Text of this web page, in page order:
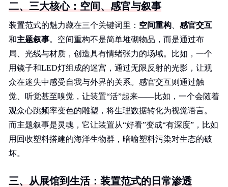
二、三大核心：空间、感官与叙事
装置范式的魅力藏在三个关键词里： 空间重构
感官交互
和主题叙事。空间重构不是简单堆砌物品，而是通过布
局、光线与材质，创造具有情绪张力的场域。比如，一个
用镜子和LED灯组成的迷宫，通过无限反射的光影，让观
众在迷失中感受自我与外界的关系。感官交互则通过触
觉、听觉甚至嗅觉，让装置“活”起来——比如，一个会随着
观众心跳频率变色的雕塑，将生理数据转化为视觉语言。
而主题叙事是灵魂，它让装置从“好看”变成“有深度”，比如
用回收塑料搭建的海洋生物群，暗喻塑料污染对生态的破
坏。
三、从展馆到生活：装置范式的日常渗透